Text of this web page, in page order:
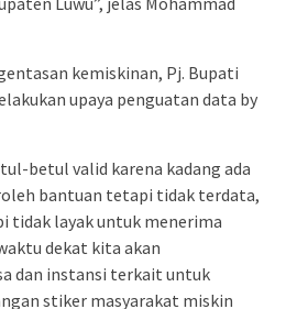
kemiskinan, Pj. Bupati
upaya penguatan data by
betul valid karena kadang ada
bantuan tetapi tidak terdata,
tidak layak untuk menerima
dekat kita akan
dan instansi terkait untuk
stiker masyarakat miskin